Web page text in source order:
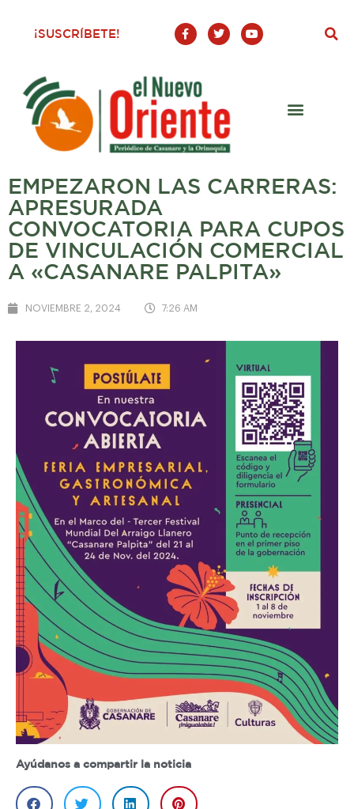
¡SUSCRÍBETE!
F
a
c
o
o
-
T
w
i
Y
o
u
EMPEZARON LAS CARRERAS:
APRESURADA
CONVOCATORIA PARA CUPOS
DE VINCULACIÓN COMERCIAL
A «CASANARE PALPITA»
NOVIEMBRE 2, 2024 7:26 AM
Ayúdanos a compartir la noticia